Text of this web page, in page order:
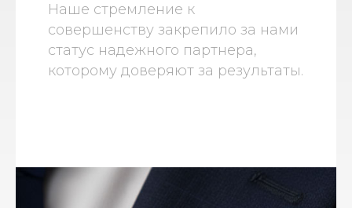
Наше стремление к
совершенству закрепило за нами
статус надежного партнера,
которому доверяют за результаты.